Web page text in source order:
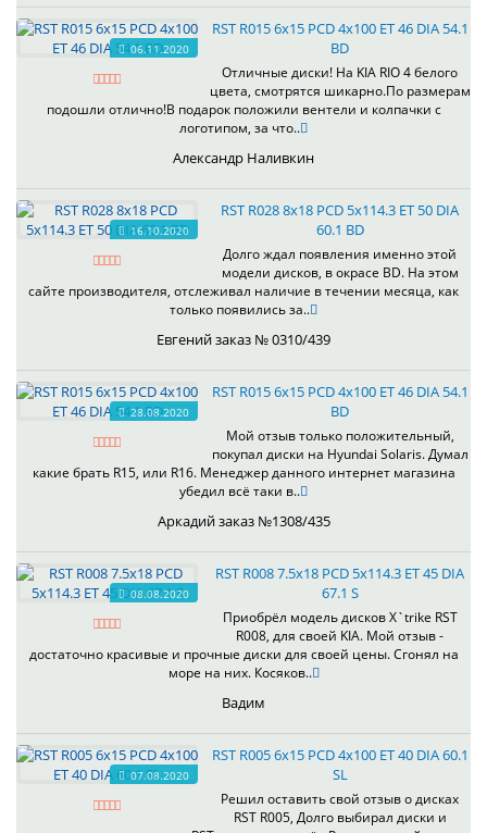
06.11.2020
RST R015 6x15 PCD 4x100 ET 46 DIA 54.1
BD
Отличные диски! На KIA RIO 4 белого
цвета, смотрятся шикарно.По размерам
подошли отлично!В подарок положили вентели и колпачки с
логотипом, за что..
Александр Наливкин
16.10.2020
RST R028 8x18 PCD 5x114.3 ET 50 DIA
60.1 BD
Долго ждал появления именно этой
модели дисков, в окрасе BD. На этом
сайте производителя, отслеживал наличие в течении месяца, как
только появились за..
Евгений заказ № 0310/439
28.08.2020
RST R015 6x15 PCD 4x100 ET 46 DIA 54.1
BD
Мой отзыв только положительный,
покупал диски на Hyundai Solaris. Думал
какие брать R15, или R16. Менеджер данного интернет магазина
убедил всё таки в..
Аркадий заказ №1308/435
08.08.2020
RST R008 7.5x18 PCD 5x114.3 ET 45 DIA
67.1 S
Приобрёл модель дисков X`trike RST
R008, для своей KIA. Мой отзыв -
достаточно красивые и прочные диски для своей цены. Сгонял на
море на них. Косяков..
Вадим
07.08.2020
RST R005 6x15 PCD 4x100 ET 40 DIA 60.1
SL
Решил оставить свой отзыв о дисках
RST R005, Долго выбирал диски и